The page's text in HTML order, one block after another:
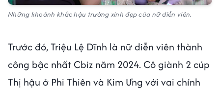
Những khoảnh khắc hậu trường xinh đẹp của nữ diễn viên.
Trước đó, Triệu Lệ Dĩnh là nữ diễn viên thành
công bậc nhất Cbiz năm 2024. Cô giành 2 cúp
Thị hậu ở Phi Thiên và Kim Ưng với vai chính